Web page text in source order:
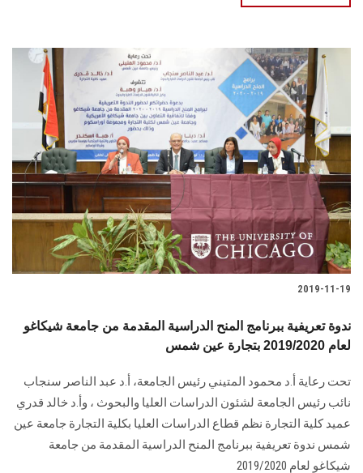
2019-11-19
ندوة تعريفية ببرنامج المنح الدراسية المقدمة من جامعة شيكاغو
لعام 2019/2020 بتجارة عين شمس
تحت رعاية أ.د محمود المتيني رئيس الجامعة، أ.د عبد الناصر سنجاب
نائب رئيس الجامعة لشئون الدراسات العليا والبحوث ، وأ.د خالد قدري
عميد كلية التجارة نظم قطاع الدراسات العليا بكلية التجارة جامعة عين
شمس ندوة تعريفية ببرنامج المنح الدراسية المقدمة من جامعة
شيكاغو لعام 2019/2020